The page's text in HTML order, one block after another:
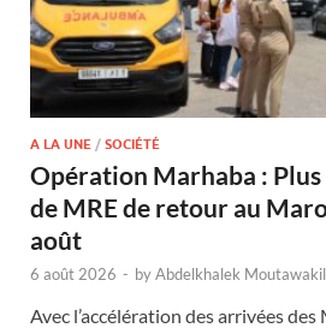
A LA UNE / SOCIÉTÉ
Opération Marhaba :
de MRE de retour au
août
6 août 2026 - byAbdelkhalek Moutawakil
Avec l’accélération des arrivées